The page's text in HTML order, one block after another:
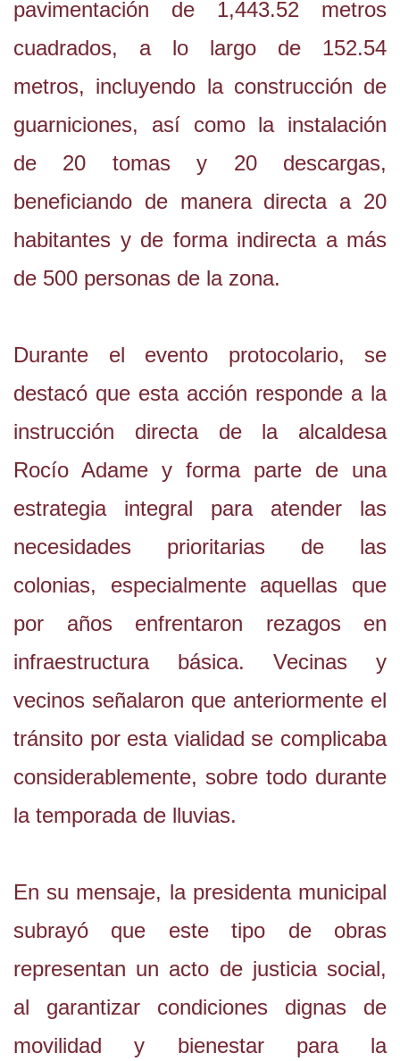
pavimentación de 1,443.52 metros
cuadrados, a lo largo de 152.54
metros, incluyendo la construcción de
guarniciones, así como la instalación
de 20 tomas y 20 descargas,
beneficiando de manera directa a 20
habitantes y de forma indirecta a más
de 500 personas de la zona.
Durante el evento protocolario, se
destacó que esta acción responde a la
instrucción directa de la alcaldesa
Rocío Adame y forma parte de una
estrategia integral para atender las
necesidades prioritarias de las
colonias, especialmente aquellas que
por años enfrentaron rezagos en
infraestructura básica. Vecinas y
vecinos señalaron que anteriormente el
tránsito por esta vialidad se complicaba
considerablemente, sobre todo durante
la temporada de lluvias.
En su mensaje, la presidenta municipal
subrayó que este tipo de obras
representan un acto de justicia social,
al garantizar condiciones dignas de
movilidad y bienestar para la